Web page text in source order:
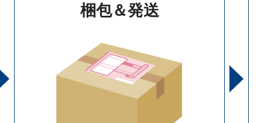
梱包＆発送